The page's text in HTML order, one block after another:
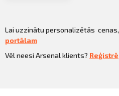
Lai uzzinātu personalizētās cenas,
portālam
Vēl neesi Arsenal klients?